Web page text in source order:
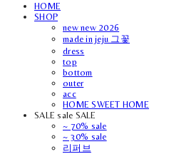
HOME
SHOP
new new 2026
made in jeju 그꽃
dress
top
bottom
outer
acc
HOME SWEET HOME
SALE sale SALE
~ 70% sale
~ 30% sale
리퍼브